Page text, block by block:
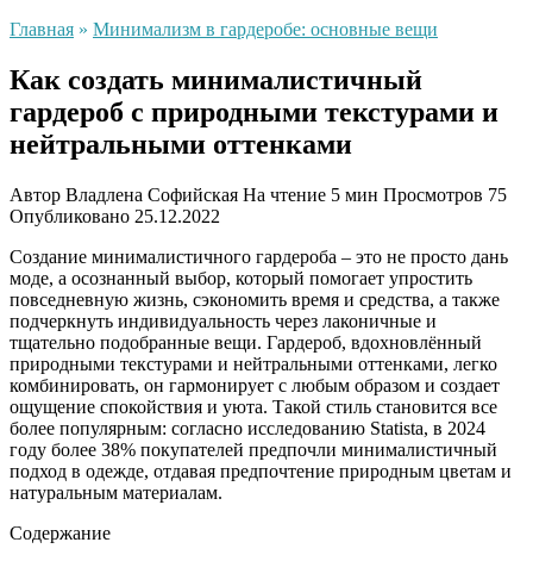
Главная » Минимализм в гардеробе: основные вещи
Как создать минималистичный
гардероб с природными текстурами и
нейтральными оттенками
Автор Владлена Софийская На чтение 5 мин Просмотров 75
Опубликовано 25.12.2022
Создание минималистичного гардероба – это не просто дань
моде, а осознанный выбор, который помогает упростить
повседневную жизнь, сэкономить время и средства, а также
подчеркнуть индивидуальность через лаконичные и
тщательно подобранные вещи. Гардероб, вдохновлённый
природными текстурами и нейтральными оттенками, легко
комбинировать, он гармонирует с любым образом и создает
ощущение спокойствия и уюта. Такой стиль становится все
более популярным: согласно исследованию Statista, в 2024
году более 38% покупателей предпочли минималистичный
подход в одежде, отдавая предпочтение природным цветам и
натуральным материалам.
Содержание